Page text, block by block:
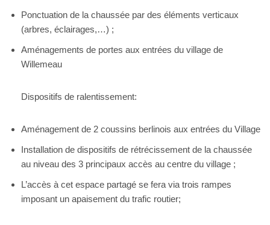
Ponctuation de la chaussée par des éléments verticaux
(arbres, éclairages,…) ;
Aménagements de portes aux entrées du village de
Willemeau
Dispositifs de ralentissement:
Aménagement de 2 coussins berlinois aux entrées du Village
Installation de dispositifs de rétrécissement de la chaussée
au niveau des 3 principaux accès au centre du village ;
L’accès à cet espace partagé se fera via trois rampes
imposant un apaisement du trafic routier;